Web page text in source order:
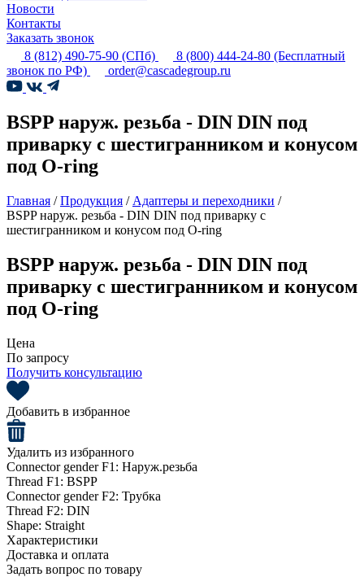
Новости
Контакты
Заказать звонок
8 (812) 490-75-90 (СПб) 8 (800) 444-24-80 (Бесплатный
звонок по РФ)
order@cascadegroup.ru
BSPP наруж. резьба - DIN DIN под
приварку с шестигранником и конусом
под O-ring
Главная /Продукция / Адаптеры и переходники /
BSPP наруж. резьба - DIN DIN под приварку с
шестигранником и конусом под O-ring
BSPP наруж. резьба - DIN DIN под
приварку с шестигранником и конусом
под O-ring
Цена
По запросу
Получить консультацию
Добавить в избранное
Удалить из избранного
Connector gender F1: Наруж.резьба
Thread F1: BSPP
Connector gender F2: Трубка
Thread F2: DIN
Shape: Straight
Характеристики
Доставка и оплата
Задать вопрос по товару